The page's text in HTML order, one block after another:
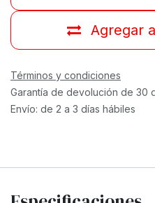
Agregar
Términos y condiciones
Garantía de devolución de 30
Envío: de 2 a 3 días hábiles